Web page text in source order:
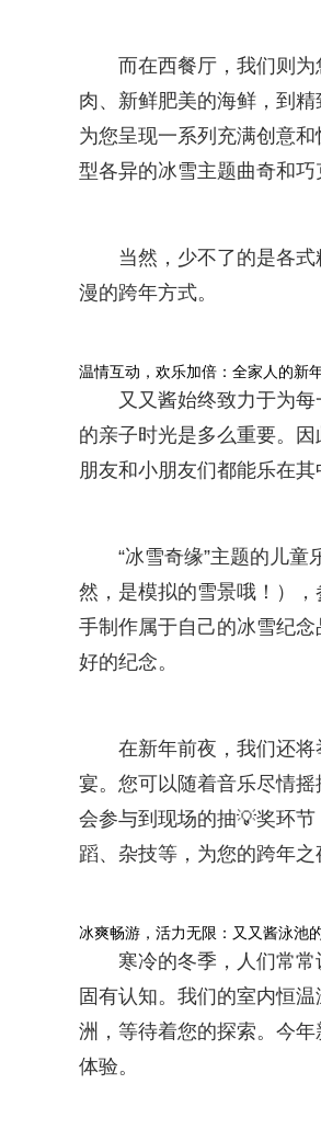
而在西餐厅，我们则
肉、新鲜肥美的海鲜，到
为您呈现一系列充满创意
型各异的冰雪主题曲奇和
当然，少不了的是各
漫的跨年方式。
温情互动，欢乐加倍：全家人的新
又又酱始终致力于为
的亲子时光是多么重要。
朋友和小朋友们都能乐在
“冰雪奇缘”主题的儿
然，是模拟的雪景哦！）
手制作属于自己的冰雪纪
好的纪念。
在新年前夜，我们还
宴。您可以随着音乐尽情
会参与到现场的抽💡奖环
蹈、杂技等，为您的跨年之
冰爽畅游，活力无限：又又酱泳池
寒冷的冬季，人们常
固有认知。我们的室内恒
洲，等待着您的探索。今
体验。